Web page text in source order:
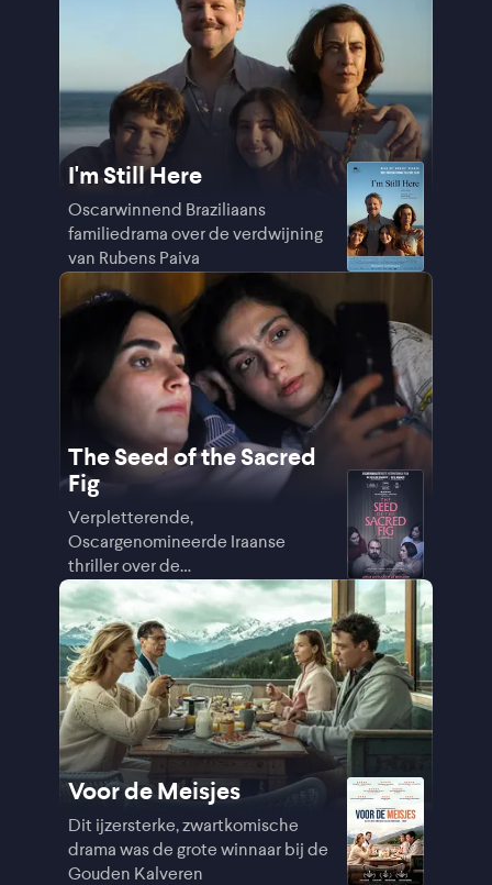
I'm Still Here
Oscarwinnend Braziliaans
familiedrama over de verdwijning
van Rubens Paiva
The Seed of the Sacred
Fig
Verpletterende,
Oscargenomineerde Iraanse
thriller over de
studentendemonstraties
Voor de Meisjes
Dit ijzersterke, zwartkomische
drama was de grote winnaar bij de
Gouden Kalveren